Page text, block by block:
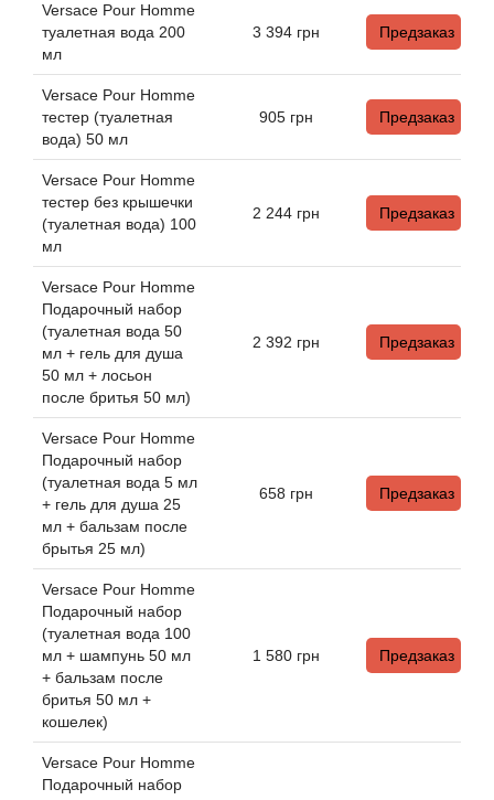
Versace Pour Homme
туалетная вода 200
мл
3 394 грн Предзаказ
Versace Pour Homme
тестер (туалетная
вода) 50 мл
905 грн Предзаказ
Versace Pour Homme
тестер без крышечки
(туалетная вода) 100
мл
2 244 грн Предзаказ
Versace Pour Homme
Подарочный набор
(туалетная вода 50
мл + гель для душа
50 мл + лосьон
после бритья 50 мл)
2 392 грн Предзаказ
Versace Pour Homme
Подарочный набор
(туалетная вода 5 мл
+ гель для душа 25
мл + бальзам после
брытья 25 мл)
658 грн Предзаказ
Versace Pour Homme
Подарочный набор
(туалетная вода 100
мл + шампунь 50 мл
+ бальзам после
бритья 50 мл +
кошелек)
1 580 грн Предзаказ
Versace Pour Homme
Подарочный набор
Alyssa Ashley
American Crew
Amouage
Amouroud
Andre L'Arom
Angel Schlesser
Anima Mundi
Anna Sui
Annayake
Anne Fontaine
Annick Goutal
Antonia's Flowers
Antonio Banderas
Antonio Puig